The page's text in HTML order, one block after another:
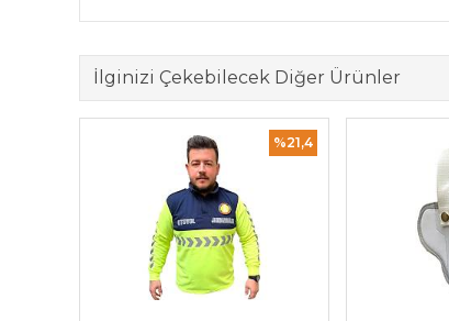
İlginizi Çekebilecek Diğer Ürünler
%21,4